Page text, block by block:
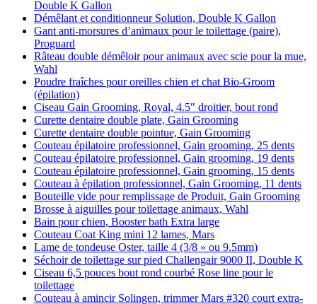
Double K Gallon
Démêlant et conditionneur Solution, Double K Gallon
Gant anti-morsures d’animaux pour le toilettage (paire),
Proguard
Râteau double démêloir pour animaux avec scie pour la mue,
Wahl
Poudre fraîches pour oreilles chien et chat Bio-Groom
(épilation)
Ciseau Gain Grooming, Royal, 4.5″ droitier, bout rond
Curette dentaire double plate, Gain Grooming
Curette dentaire double pointue, Gain Grooming
Couteau épilatoire professionnel, Gain grooming, 25 dents
Couteau épilatoire professionnel, Gain grooming, 19 dents
Couteau épilatoire professionnel, Gain grooming, 15 dents
Couteau à épilation professionnel, Gain Grooming, 11 dents
Bouteille vide pour remplissage de Produit, Gain Grooming
Brosse à aiguilles pour toilettage animaux, Wahl
Bain pour chien, Booster bath Extra large
Couteau Coat King mini 12 lames, Mars
Lame de tondeuse Oster, taille 4 (3/8 » ou 9.5mm)
Séchoir de toilettage sur pied Challengair 9000 II, Double K
Ciseau 6,5 pouces bout rond courbé Rose line pour le
toilettage
Couteau à amincir Solingen, trimmer Mars #320 court extra-